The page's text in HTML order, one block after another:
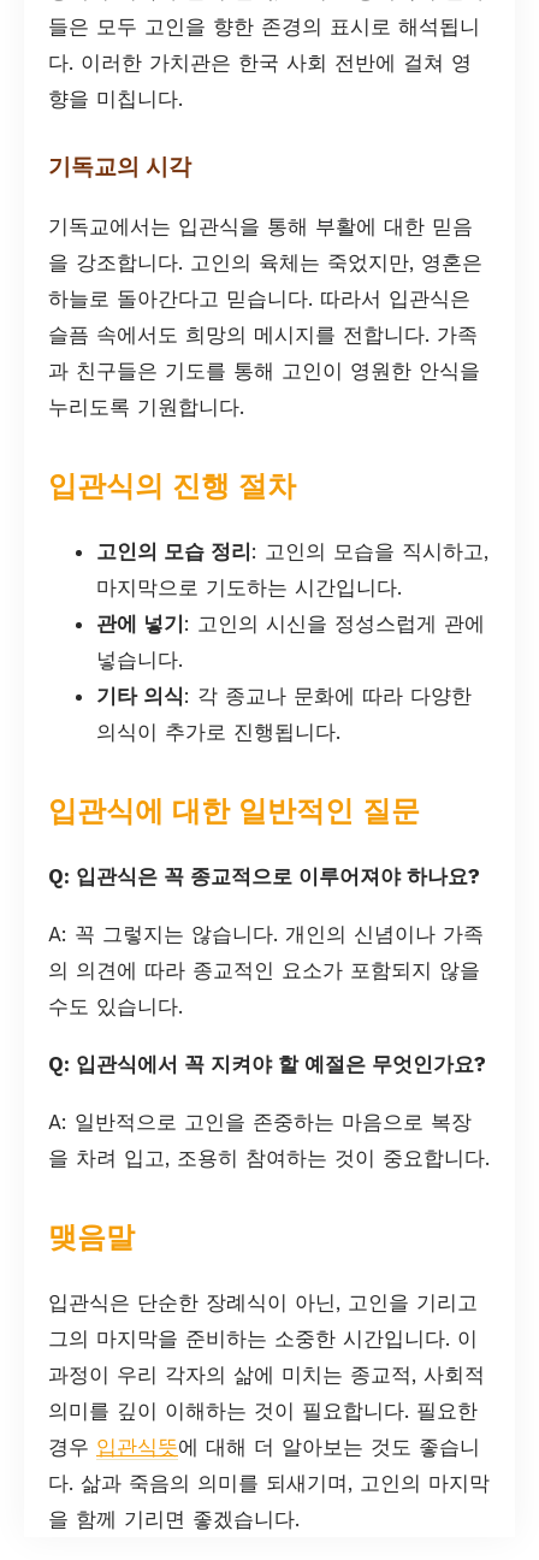
들은 모두 고인을 향한 존경의 표시로 해석됩니
다. 이러한 가치관은 한국 사회 전반에 걸쳐 영
향을 미칩니다.
기독교의 시각
기독교에서는 입관식을 통해 부활에 대한 믿음
을 강조합니다. 고인의 육체는 죽었지만, 영혼은
하늘로 돌아간다고 믿습니다. 따라서 입관식은
슬픔 속에서도 희망의 메시지를 전합니다. 가족
과 친구들은 기도를 통해 고인이 영원한 안식을
누리도록 기원합니다.
입관식의 진행 절차
고인의 모습 정리: 고인의 모습을 직시하고,
마지막으로 기도하는 시간입니다.
관에 넣기: 고인의 시신을 정성스럽게 관에
넣습니다.
기타 의식: 각 종교나 문화에 따라 다양한
의식이 추가로 진행됩니다.
입관식에 대한 일반적인 질문
Q: 입관식은 꼭 종교적으로 이루어져야 하나요?
A: 꼭 그렇지는 않습니다. 개인의 신념이나 가족
의 의견에 따라 종교적인 요소가 포함되지 않을
수도 있습니다.
Q: 입관식에서 꼭 지켜야 할 예절은 무엇인가요?
A: 일반적으로 고인을 존중하는 마음으로 복장
을 차려 입고, 조용히 참여하는 것이 중요합니다.
맺음말
입관식은 단순한 장례식이 아닌, 고인을 기리고
그의 마지막을 준비하는 소중한 시간입니다. 이
과정이 우리 각자의 삶에 미치는 종교적, 사회적
의미를 깊이 이해하는 것이 필요합니다. 필요한
경우 입관식뜻에 대해 더 알아보는 것도 좋습니
다. 삶과 죽음의 의미를 되새기며, 고인의 마지막
을 함께 기리면 좋겠습니다.